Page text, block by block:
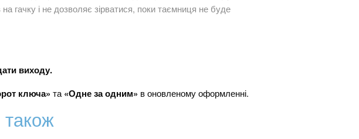
гачку і не дозволяє зірватися, поки таємниця не буде
виходу.
ключа» та «Одне за одним» в оновленому оформленні.